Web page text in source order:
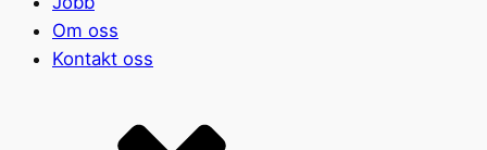
Om oss
Kontakt oss